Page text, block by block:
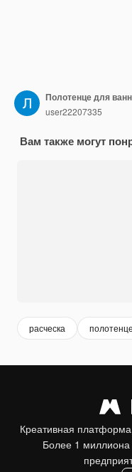
user22207335
Вам также могут
расческа полотенце
Креативная
Более 1 миллиона